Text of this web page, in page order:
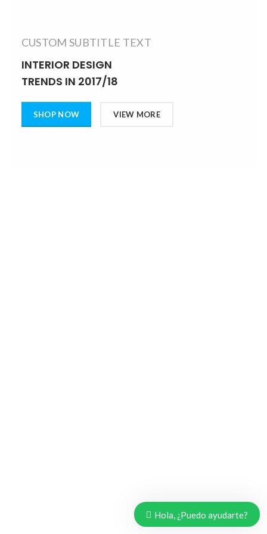
CUSTOM SUBTITLE TEXT
INTERIOR DESIGN
TRENDS IN 2017/18
SHOP NOW VIEW MORE
Hola, ¿Puedo ayudarte?